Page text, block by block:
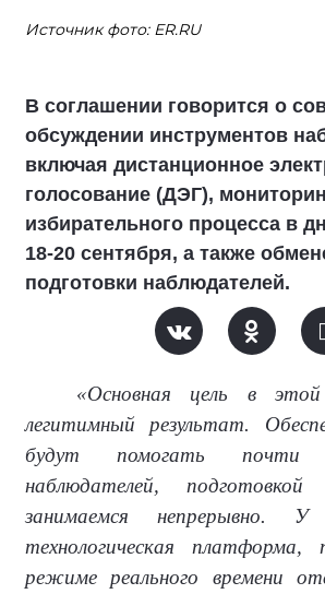
Источник фото: ER.RU
В соглашении говорится о
обсуждении инструментов
включая дистанционное
голосование (ДЭГ),
избирательного процесса в
18-20 сентября, а также
подготовки наблюдателей.
«Основная цель в
легитимный результат.
будут помогать
наблюдателей,
занимаемся непрерывно.
технологическая платформа,
режиме реального времени